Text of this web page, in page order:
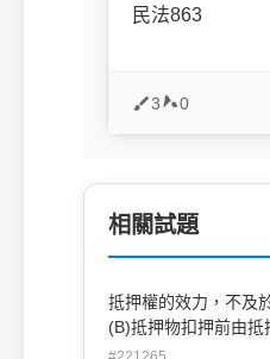
民法863
3 0
相關試題
抵押權的效力，不及於： (A)抵押物
(B)抵押物扣押前由抵
(C)抵押物扣押後由抵